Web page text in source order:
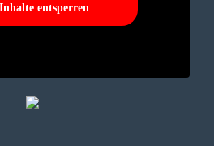
entsperren